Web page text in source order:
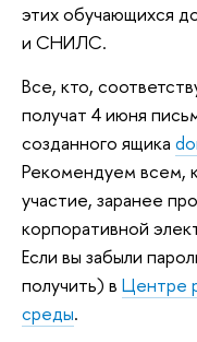
этих обучающихся
и СНИЛС.
Все, кто,
получат 4 июня
созданного ящика
Рекомендуем всем,
участие, заранее
корпоративной
Если вы забыли
получить) в Центре
среды.